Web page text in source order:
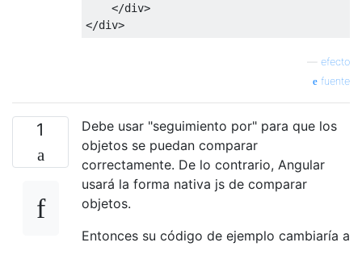
</div>
</div>
efecto
fuente
1
Debe usar "seguimiento por" para que los
objetos se puedan comparar
correctamente. De lo contrario, Angular
usará la forma nativa js de comparar
objetos.
Entonces su código de ejemplo cambiaría a